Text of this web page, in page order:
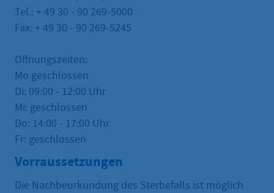
Tel.: + 49 30 - 90 269-5000
Fax: + 49 30 - 90 269-5245
Öffnungszeiten:
Mo geschlossen
Di: 09:00 - 12:00 Uhr
Mi: geschlossen
Do: 14:00 - 17:00 Uhr
Fr: geschlossen
Vorraussetzungen
Die Nachbeurkundung des Sterbefalls ist möglich